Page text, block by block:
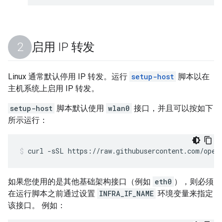
启用 IP 转发
Linux 通常默认停用 IP 转发。运行 setup-host 脚本以在
主机系统上启用 IP 转发。
setup-host 脚本默认使用 wlan0 接口，并且可以按如下
所示运行：
curl -sSL https://raw.githubusercontent.com/
如果您使用的是其他基础架构接口（例如 eth0 ），则必须
在运行脚本之前通过设置 INFRA_IF_NAME 环境变量来指定
该接口。 例如：